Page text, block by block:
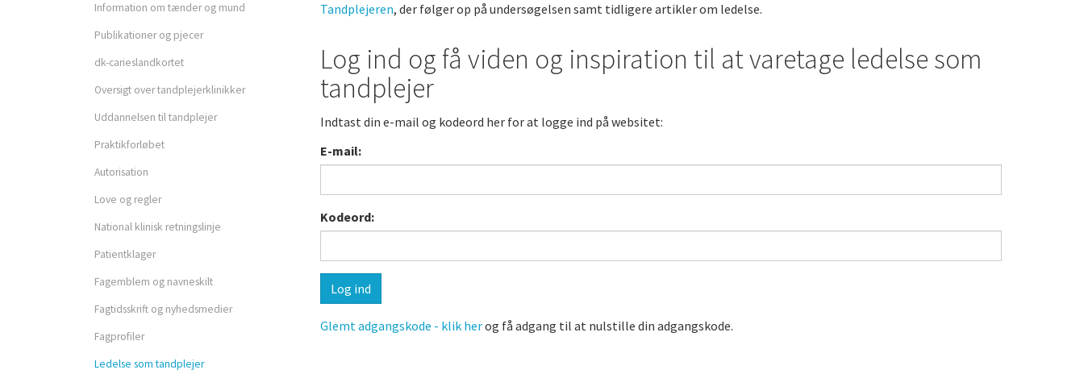
Fagprofiler
Forsikringer som medlem
Information om tænder og mund
Publikationer og pjecer
dk-carieslandkortet
Oversigt over tandplejerklinikker
Uddannelsen til tandplejer
Praktikforløbet
Autorisation
Love og regler
National klinisk retningslinje
Patientklager
Fagemblem og navneskilt
Fagtidsskrift og nyhedsmedier
Fagprofiler
Ledelse som tandplejer
Tandplejeren, der følger op på undersøgelsen samt tidligere artikler om ledelse.
Log ind og få viden og inspiration til at varetage ledelse som
tandplejer
Indtast din e-mail og kodeord her for at logge ind på websitet:
E-mail:
Kodeord:
Glemt adgangskode - klik herog få adgang til at nulstille din adgangskode.